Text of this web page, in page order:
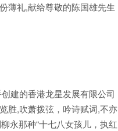
薄礼,献给尊敬的陈国雄先生
建的香港龙星发展有限公司
胜,吹萧拨弦，吟诗赋词,不亦
永那种“十七八女孩儿，执红